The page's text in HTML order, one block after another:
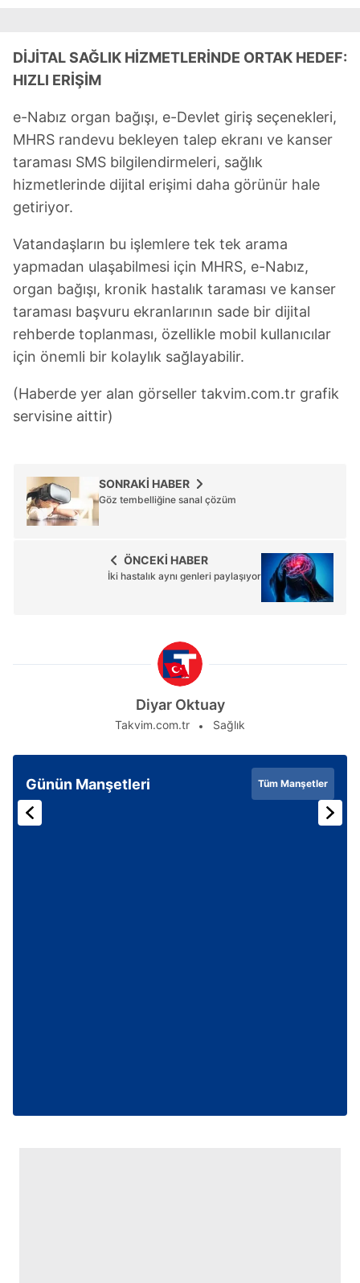
DİJİTAL SAĞLIK HİZMETLERİNDE ORTAK HEDEF:
HIZLI ERİŞİM
e-Nabız organ bağışı, e-Devlet giriş seçenekleri,
MHRS randevu bekleyen talep ekranı ve kanser
taraması SMS bilgilendirmeleri, sağlık
hizmetlerinde dijital erişimi daha görünür hale
getiriyor.
Vatandaşların bu işlemlere tek tek arama
yapmadan ulaşabilmesi için MHRS, e-Nabız,
organ bağışı, kronik hastalık taraması ve kanser
taraması başvuru ekranlarının sade bir dijital
rehberde toplanması, özellikle mobil kullanıcılar
için önemli bir kolaylık sağlayabilir.
(Haberde yer alan görseller takvim.com.tr grafik
servisine aittir)
SONRAKİ HABER
Göz tembelliğine sanal çözüm
ÖNCEKİ HABER
İki hastalık aynı genleri paylaşıyor
Diyar Oktuay
Takvim.com.tr Sağlık
Günün Manşetleri Tüm Manşetler